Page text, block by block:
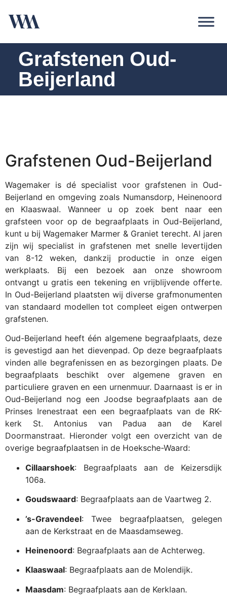
Grafstenen Oud-
Beijerland
Grafstenen Oud-Beijerland
Wagemaker is dé specialist voor grafstenen in Oud-
Beijerland en omgeving zoals Numansdorp, Heinenoord
en Klaaswaal. Wanneer u op zoek bent naar een
grafsteen voor op de begraafplaats in Oud-Beijerland,
kunt u bij Wagemaker Marmer & Graniet terecht. Al jaren
zijn wij specialist in grafstenen met snelle levertijden
van 8-12 weken, dankzij productie in onze eigen
werkplaats. Bij een bezoek aan onze showroom
ontvangt u gratis een tekening en vrijblijvende offerte.
In Oud-Beijerland plaatsten wij diverse grafmonumenten
van standaard modellen tot compleet eigen ontwerpen
grafstenen.
Oud-Beijerland heeft één algemene begraafplaats, deze
is gevestigd aan het dievenpad. Op deze begraafplaats
vinden alle begrafenissen en as bezorgingen plaats. De
begraafplaats beschikt over algemene graven en
particuliere graven en een urnenmuur. Daarnaast is er in
Oud-Beijerland nog een Joodse begraafplaats aan de
Prinses Irenestraat een een begraafplaats van de RK-
kerk St. Antonius van Padua aan de Karel
Doormanstraat. Hieronder volgt een overzicht van de
overige begraafplaatsen in de Hoeksche-Waard:
Cillaarshoek: Begraafplaats aan de Keizersdijk
106a.
Goudswaard: Begraafplaats aan de Vaartweg 2.
’s-Gravendeel:Twee begraafplaatsen, gelegen
aan de Kerkstraat en de Maasdamseweg.
Heinenoord: Begraafplaats aan de Achterweg.
Klaaswaal: Begraafplaats aan de Molendijk.
Maasdam: Begraafplaats aan de Kerklaan.